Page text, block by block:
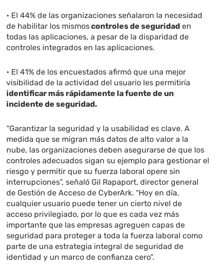
• El 44% de las organizaciones señalaron la necesidad
de habilitar los mismoscontroles de seguridad en
todas las aplicaciones, a pesar de la disparidad de
controles integrados en las aplicaciones.
• El 41% de los encuestados afirmó que una mejor
visibilidad de la actividad del usuario les permitiría
identificar más rápidamente la fuente de un
incidente de seguridad.
“Garantizar la seguridad y la usabilidad es clave. A
medida que se migran más datos de alto valor a la
nube, las organizaciones deben asegurarse de que los
controles adecuados sigan su ejemplo para gestionar el
riesgo y permitir que su fuerza laboral opere sin
interrupciones”, señaló Gil Rapaport, director general
de Gestión de Acceso de CyberArk. “Hoy en día,
cualquier usuario puede tener un cierto nivel de
acceso privilegiado, por lo que es cada vez más
importante que las empresas agreguen capas de
seguridad para proteger a toda la fuerza laboral como
parte de una estrategia integral de seguridad de
identidad y un marco de confianza cero”.